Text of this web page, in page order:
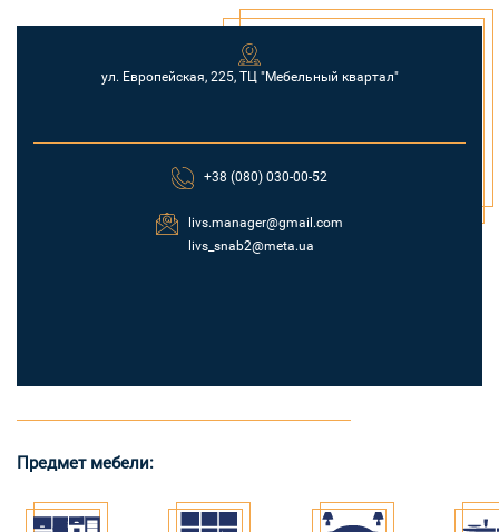
ул. Европейская, 225, ТЦ "Мебельный квартал"
+38 (080) 030-00-52
livs.manager@gmail.com
livs_snab2@meta.ua
Предмет мебели: